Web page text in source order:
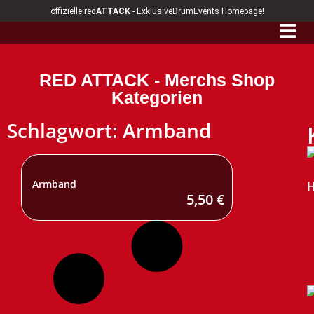
offizielle redATTACK- ExklusiveDrumEvents Homepage!
RED ATTACK - Merchs Shop
Kategorien
Schlagwort: Armband
Armband
5,50€